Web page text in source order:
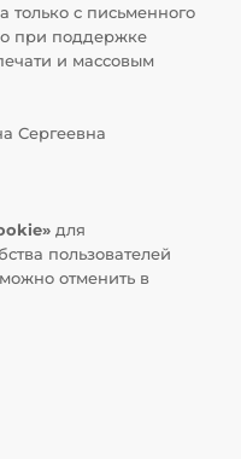
только с письменного
при поддержке
и массовым
Сергеевна
для
пользователей
отменить в